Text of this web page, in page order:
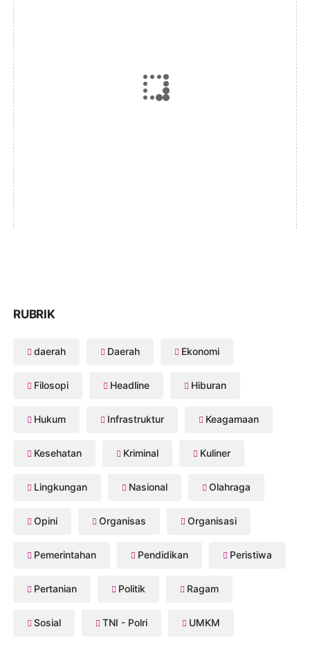
RUBRIK
daerah Daerah Ekonomi
Filosopi Headline Hiburan
Hukum Infrastruktur Keagamaan
Kesehatan Kriminal Kuliner
Lingkungan Nasional Olahraga
Opini Organisas Organisasi
Pemerintahan Pendidikan Peristiwa
Pertanian Politik Ragam
Sosial TNI - Polri UMKM